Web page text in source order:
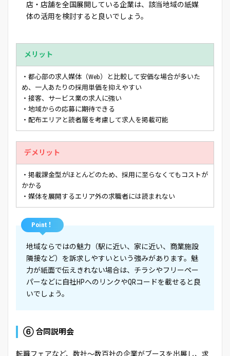
店・店舗を全国展開している企業は、該当地域の紙媒
体の活用を検討すると良いでしょう。
メリット
・都心部の求人媒体（Web）と比較して安価な場合が多いた
め、一人あたりの採用単価を抑えやすい
・接客、サービス業の求人に強い
・地域からの応募に期待できる
・配布エリアと読者層を考慮して求人を掲載可能
デメリット
・掲載課金型がほとんどのため、採用に至らなくてもコストが
かかる
・媒体を展開するエリア外の求職者には読まれない
Point！
地域ならではの魅力（駅に近い、家に近い、商業施設
隣接など）を訴求しやすいという強みがあります。魅
力が紙面で伝えきれない場合は、チラシやフリーペー
パーなどに自社HPへのリンクやQRコードを載せると良
いでしょう。
⑥ 合同説明会
転職フェアなど、数社～数百社の企業がブースを出展し、求